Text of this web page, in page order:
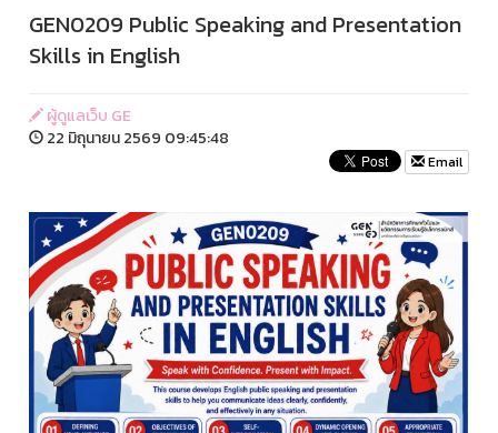
GEN0209 Public Speaking and Presentation
Skills in English
ผู้ดูแลเว็บ GE
22 มิถุนายน 2569 09:45:48
Email